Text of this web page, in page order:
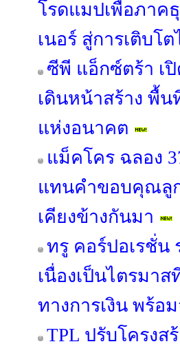
โรดแมปเพื่อภาค
เนอร์ สู่การเติบโ
ซีพี แอ็กซ์ตร้า เ
เดินหน้าสร้าง พื้
แห่งอนาคต
แม็คโคร ฉลอง
แทนคำขอบคุณลูก
เคียงข้างกันมา
ทรู คอร์ปอเรชั่น
เนื่องเป็นไตรมา
ทางการเงิน พร้อ
TPL ปรับโครงส